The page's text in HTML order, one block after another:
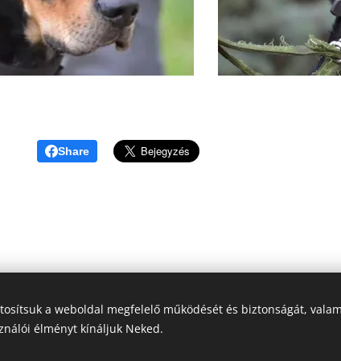
Share
© 2019
a weboldal megfelelő működését és biztonságát,
élményt kínáljuk Neked.